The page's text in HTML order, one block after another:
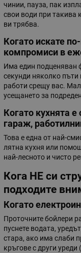
чинии, пауза, пак
свои води при такива
ви трябва.
Когато искате
компромиси в
Има един подценяван
секунди няколко пъти
работи срещу вас.
усещането за
Когато кухнята
гараж,
Това е една от най-
лятна кухня или
най-лесното и чисто
Кога НЕ си
подходите
Когато
Проточните бойлери
пуснете водата,
стара, ако има слаби
кръгове с други